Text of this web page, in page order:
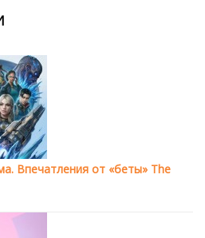
Впечатления от «беты» The